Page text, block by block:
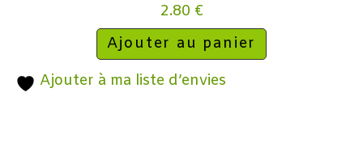
2.80 €
Ajouter au panier
Ajouter à ma liste d’envies